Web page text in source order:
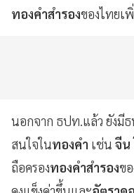
ทองคำสำรองของไทยเ
นอกจาก ธปท.แล้ว ยังมี
สนใจในทองคำ เช่น จีน
ถือครองทองคำสำรองข